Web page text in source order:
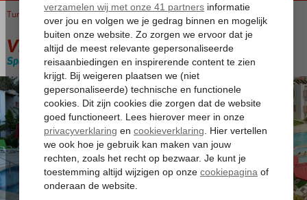
Home
Turkije Egeische kust Bodrum Bitez Villa Nergiz Apart
Villa Nergiz Apart
Special category Logies -Aparthotel